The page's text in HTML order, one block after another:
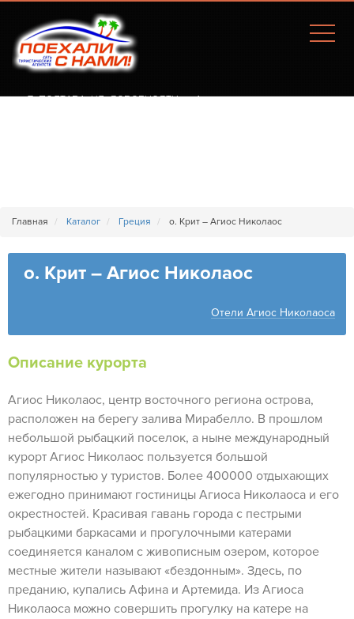
Г. ПОЛТАВА, УЛ. СОБОРНОСТИ, 77А
Главная Каталог Греция о. Крит – Агиос Николаос
о. Крит – Агиос Николаос
Отели Агиос Николаоса
Описание курорта
Агиос Николаос, центр восточного региона острова,
расположен на берегу залива Мирабелло. В прошлом
небольшой рыбацкий поселок, а ныне международный
курорт Агиос Николаос пользуется большой
популярностью у туристов. Более 400000 отдыхающих
ежегодно принимают гостиницы Агиоса Николаоса и его
окрестностей. Красивая гавань города с пестрыми
рыбацкими баркасами и прогулочными катерами
соединяется каналом с живописным озером, которое
местные жители называют «бездонным». Здесь, по
преданию, купались Афина и Артемида. Из Агиоса
Николаоса можно совершить прогулку на катере на